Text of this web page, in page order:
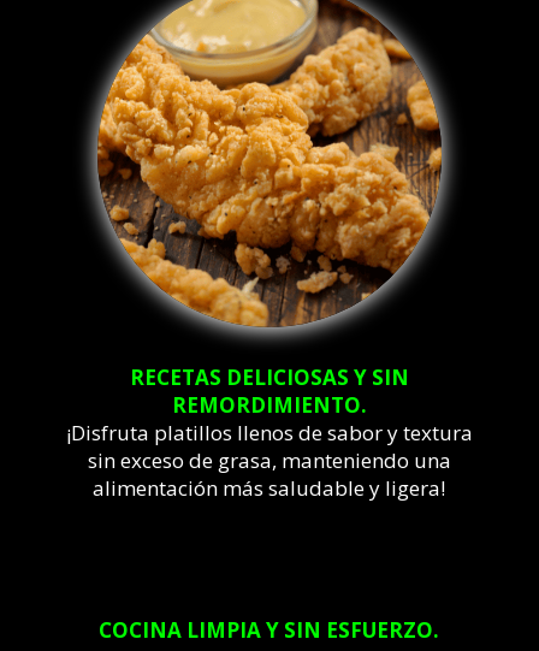
RECETAS DELICIOSAS Y SIN
REMORDIMIENTO.
¡Disfruta platillos llenos de sabor y textura
sin exceso de grasa, manteniendo una
alimentación más saludable y ligera!
COCINA LIMPIA Y SIN ESFUERZO.